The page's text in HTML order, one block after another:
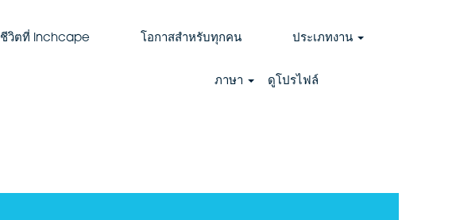
ชีวิตที่ Inchcape โอกาสสำหรับทุกคน ประเภทงาน
ภาษา ดูโปรไฟล์